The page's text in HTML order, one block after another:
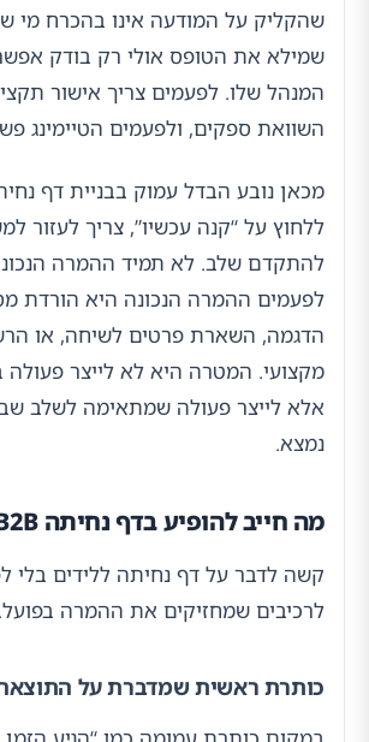
שהקליק על המודעה אינו בהכרח מי
שמילא את הטופס אולי רק בודק
המנהל שלו. לפעמים צריך אישור
השוואת ספקים, ולפעמים הטיימינג
מכאן נובע הבדל עמוק בבניית דף
ללחוץ על “קנה עכשיו”, צריך לעזור
להתקדם שלב. לא תמיד ההמרה
לפעמים ההמרה הנכונה היא הורדת
הדגמה, השארת פרטים לשיחה, או
מקצועי. המטרה היא לא לייצר פעולה
אלא לייצר פעולה שמתאימה לשלב
נמצא.
מה חייב להופיע בדף נחיתה B2B טוב
קשה לדבר על דף נחיתה ללידים בלי
לרכיבים שמחזיקים את ההמרה בפועל.
כותרת ראשית שמדברת על